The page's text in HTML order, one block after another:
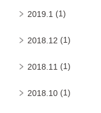
2019.1 (1)
2018.12 (1)
2018.11 (1)
2018.10 (1)